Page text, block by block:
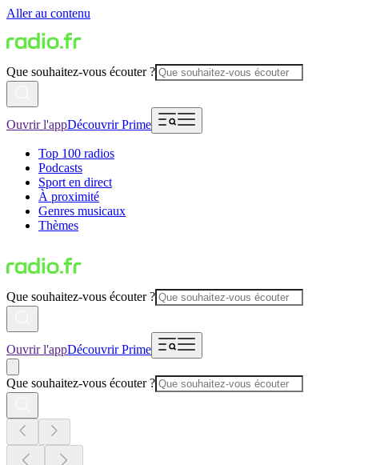
Aller au contenu
Que souhaitez-vous écouter ?
Ouvrir l'appDécouvrir Prime
Top 100 radios
Podcasts
Sport en direct
À proximité
Genres musicaux
Thèmes
Que souhaitez-vous écouter ?
Ouvrir l'appDécouvrir Prime
Que souhaitez-vous écouter ?